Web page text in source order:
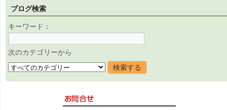
ブログ検索
キーワード：
次のカテゴリーから